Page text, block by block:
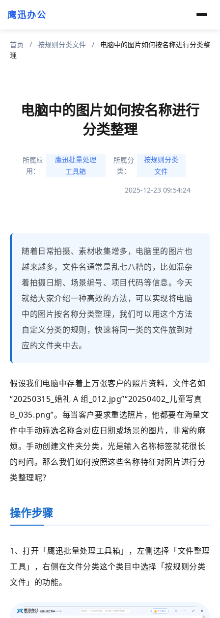
鹰迅办公
首页 / 按规则分类文件 /
电脑中的图片如何按名称进行分类整
理
电脑中的图片如何按名称进行
分类整理
所属应
用：
鹰迅批量处理
工具箱
所属分
类：
按规则分类
文件
2025-12-23 09:54:24
随着日常拍摄、素材收集增多，电脑里的图片也
越来越多，文件名通常是乱七八糟的，比如混杂
着拍摄日期、场景编号、项目代码等信息。今天
就给大家介绍一种高效的方法，可以实现将电脑
中的图片按名称分类整理，我们可以用这个方法
自定义分类的规则，快速将同一类的文件放到对
应的文件夹中去。
假设我们电脑中存着上万张客户的照片资料，文件名如
“20250315_婚礼 A 组_012.jpg”“20250402_儿童写真
B_035.png”。每当客户要求重选照片，他都要在海量文
件中手动筛选名称含对应日期或场景的图片，非常的麻
烦。手动创建文件夹分类，光是输入名称标签就花很长
的时间。那么我们如何按照这些名称特征对图片进行分
类整理呢？
操作步骤
1、打开 「鹰迅批量处理工具箱」 ，左侧选择 「文件整理
工具」 ，右侧在文件分类这个类目中选择 「按规则分类
文件」的功能。